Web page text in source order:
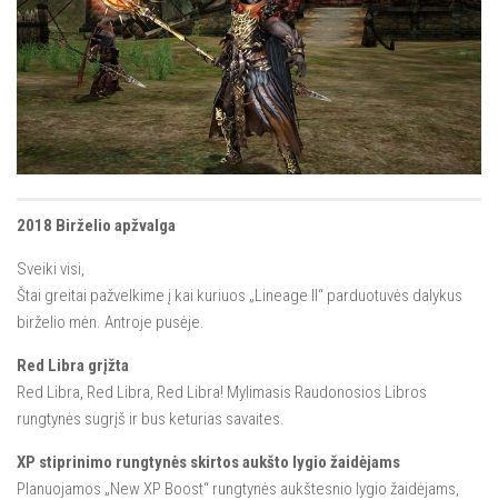
Istorija
Lineage Eternal
Galerija
2018 Birželio apžvalga
Sveiki visi,
Štai greitai pažvelkime į kai kuriuos „Lineage II“ parduotuvės dalykus
birželio mėn. Antroje pusėje.
Red Libra grįžta
Red Libra, Red Libra, Red Libra! Mylimasis Raudonosios Libros
rungtynės sugrįš ir bus keturias savaites.
XP stiprinimo rungtynės skirtos aukšto lygio žaidėjams
Planuojamos „New XP Boost“ rungtynės aukštesnio lygio žaidėjams,